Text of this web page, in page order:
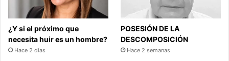
¿Y si el próximo que
necesita huir es un hombre?
Hace 2 días
POSESIÓN DE LA
DESCOMPOSICIÓN
Hace 2 semanas